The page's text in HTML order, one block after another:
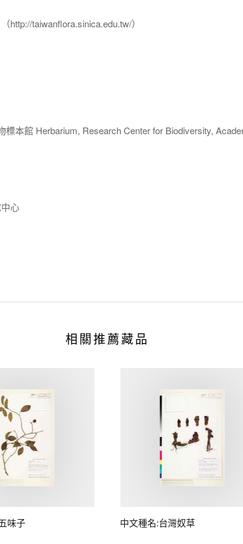
http://taiwanflora.sinica.edu.tw/）
本館 Herbarium, Research Center for Biodiversity,
心
相關推薦藏品
味子 中文種名:台灣奴草